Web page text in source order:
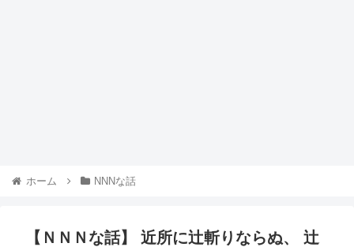
ホーム NNNな話
【ＮＮＮな話】 近所に辻斬りならぬ、 辻